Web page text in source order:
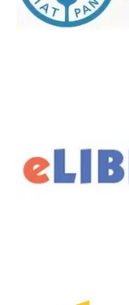
Университет
Об университете